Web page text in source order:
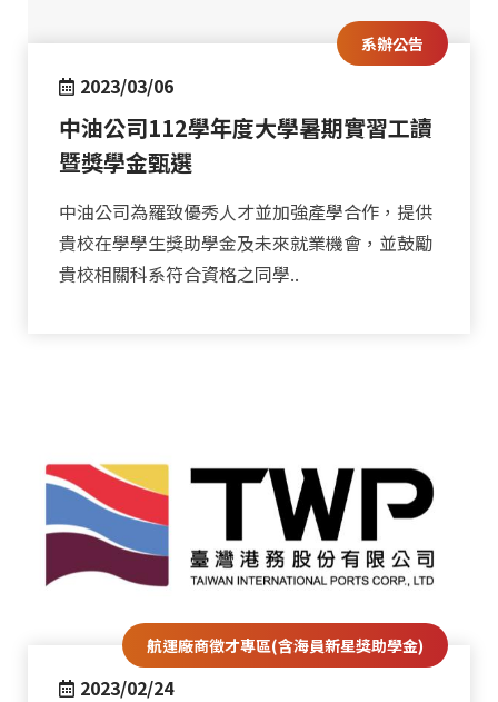
系辦公告
2023/03/06
中油公司112學年度大學暑期實習工讀
暨獎學金甄選
中油公司為羅致優秀人才並加強產學合作，提供
貴校在學學生獎助學金及未來就業機會，並鼓勵
貴校相關科系符合資格之同學..
航運廠商徵才專區(含海員新星獎助學金)
2023/02/24